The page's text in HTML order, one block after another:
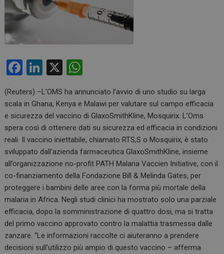
F
ce
b
o
o
k
Li
ke
dI
n
X
at
s
A
p
p
(Reuters) –L’OMS ha annunciato l’avvio di uno studio su larga
scala in Ghana, Kenya e Malawi per valutare sul campo efficacia
e sicurezza del vaccino di GlaxoSmithKline, Mosquirix. L’Oms
spera così di ottenere dati su sicurezza ed efficacia in condizioni
reali. Il vaccino iniettabile, chiamato RTS,S o Mosquirix, è stato
sviluppato dall’azienda farmaceutica GlaxoSmithKline, insieme
all’organizzazione no-profit PATH Malaria Vaccien Initiative, con il
co-finanziamento della Fondazione Bill & Melinda Gates, per
proteggere i bambini delle aree con la forma più mortale della
malaria in Africa. Negli studi clinici ha mostrato solo una parziale
efficacia, dopo la somministrazione di quattro dosi, ma si tratta
del primo vaccino approvato contro la malattia trasmessa dalle
zanzare. “Le informazioni raccolte ci aiuteranno a prendere
decisioni sull’utilizzo più ampio di questo vaccino – afferma